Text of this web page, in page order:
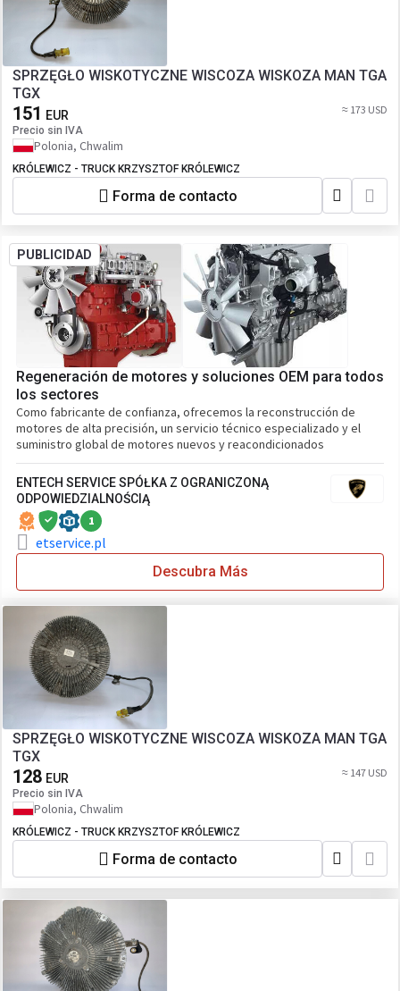
SPRZĘGŁO WISKOTYCZNE WISCOZA WISKOZA MAN TGA
TGX
151 EUR
Precio sin IVA
≈ 173 USD
Polonia, Chwalim
KRÓLEWICZ - TRUCK KRZYSZTOF KRÓLEWICZ
Forma de contacto
PUBLICIDAD
Regeneración de motores y soluciones OEM para todos
los sectores
Como fabricante de confianza, ofrecemos la reconstrucción de
motores de alta precisión, un servicio técnico especializado y el
suministro global de motores nuevos y reacondicionados
ENTECH SERVICE SPÓŁKA Z OGRANICZONĄ
ODPOWIEDZIALNOŚCIĄ
1
etservice.pl
Descubra Más
SPRZĘGŁO WISKOTYCZNE WISCOZA WISKOZA MAN TGA
TGX
128 EUR
Precio sin IVA
≈ 147 USD
Polonia, Chwalim
KRÓLEWICZ - TRUCK KRZYSZTOF KRÓLEWICZ
Forma de contacto